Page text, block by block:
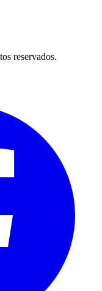
reservados.